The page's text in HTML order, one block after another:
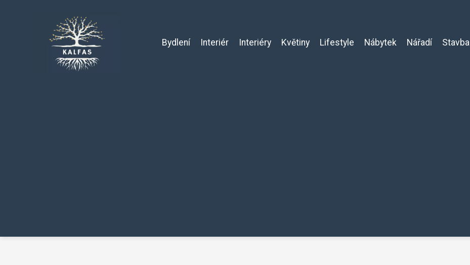
Bydlení Interiér Interiéry Květiny Lifestyle Nábytek Nářadí Stavba